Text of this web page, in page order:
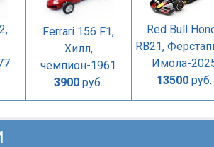
Ferrari 156 F1,
Хилл,
чемпион-1961
3900 руб.
Red Bull
RB21,
Имола-
13500 руб.